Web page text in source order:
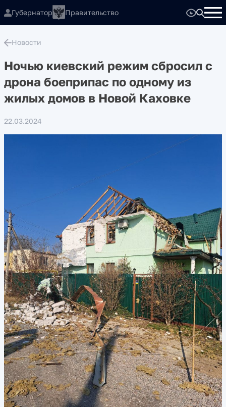
Губернатор Правительство
Новости
Ночью киевский режим сбросил с
дрона боеприпас по одному из
жилых домов в Новой Каховке
22.03.2024